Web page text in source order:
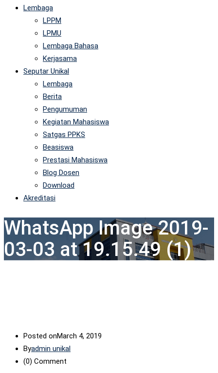
Lembaga
LPPM
LPMU
Lembaga Bahasa
Kerjasama
Seputar Unikal
Lembaga
Berita
Pengumuman
Kegiatan Mahasiswa
Satgas PPKS
Beasiswa
Prestasi Mahasiswa
Blog Dosen
Download
Akreditasi
WhatsApp Image 2019-
03-03 at 19.15.49 (1)
Posted onMarch 4, 2019
Byadmin unikal
(0) Comment